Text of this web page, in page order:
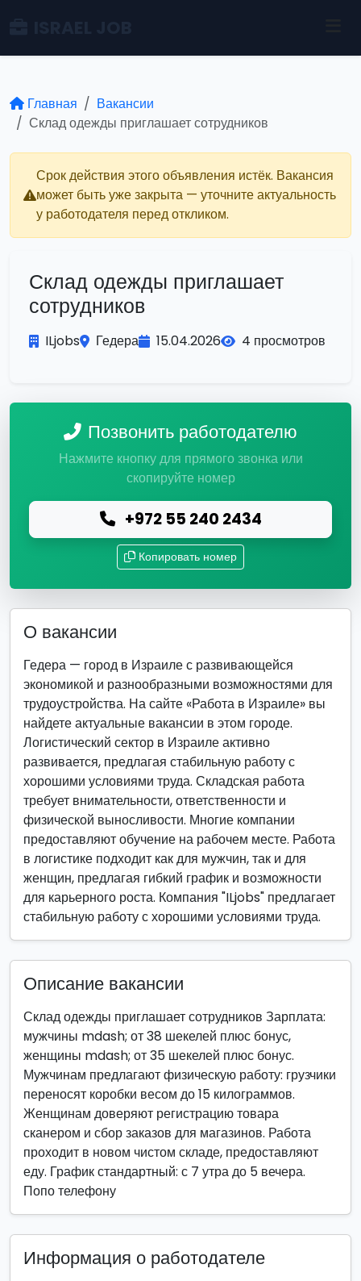
Главная
Вакансии
Склад одежды приглашает сотрудников
Срок действия этого объявления истёк. Вакансия
может быть уже закрыта — уточните актуальность
у работодателя перед откликом.
Склад одежды приглашает
сотрудников
ILjobs Гедера 15.04.2026 4 просмотров
Позвонить работодателю
Нажмите кнопку для прямого звонка или
скопируйте номер
+972 55 240 2434
Копировать номер
О вакансии
Гедера — город в Израиле с развивающейся
экономикой и разнообразными возможностями для
трудоустройства. На сайте «Работа в Израиле» вы
найдете актуальные вакансии в этом городе.
Логистический сектор в Израиле активно
развивается, предлагая стабильную работу с
хорошими условиями труда. Складская работа
требует внимательности, ответственности и
физической выносливости. Многие компании
предоставляют обучение на рабочем месте. Работа
в логистике подходит как для мужчин, так и для
женщин, предлагая гибкий график и возможности
для карьерного роста. Компания "ILjobs" предлагает
стабильную работу с хорошими условиями труда.
Описание вакансии
Склад одежды приглашает сотрудников Зарплата:
мужчины mdash; от 38 шекелей плюс бонус,
женщины mdash; от 35 шекелей плюс бонус.
Мужчинам предлагают физическую работу: грузчики
переносят коробки весом до 15 килограммов.
Женщинам доверяют регистрацию товара
сканером и сбор заказов для магазинов. Работа
проходит в новом чистом складе, предоставляют
еду. График стандартный: с 7 утра до 5 вечера.
Попо телефону
Информация о работодателе